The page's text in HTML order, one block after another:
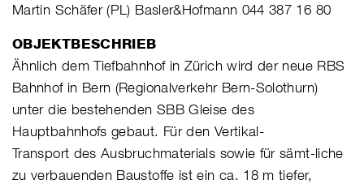
Martin Schäfer (PL) Basler&Hofmann 044 387 16 80
OBJEKTBESCHRIEB
Ähnlich dem Tiefbahnhof in Zürich wird der neue RBS
Bahnhof in Bern (Regionalverkehr Bern-Solothurn)
unter die bestehenden SBB Gleise des
Hauptbahnhofs gebaut. Für den Vertikal-
Transport des Ausbruchmaterials sowie für sämt-liche
zu verbauenden Baustoffe ist ein ca. 18 m tiefer,